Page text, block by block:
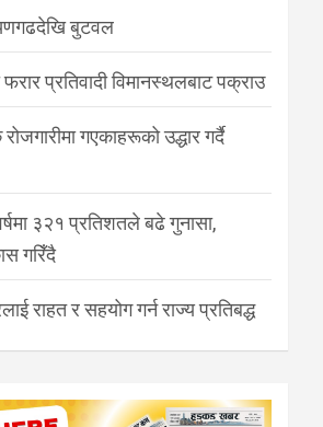
बुटवल
प्रतिवादी विमानस्थलबाट पक्राउ
गएकाहरूको उद्धार गर्दै
३२१ प्रतिशतले बढे गुनासा,
गरिँदै
राहत र सहयोग गर्न राज्य प्रतिबद्ध